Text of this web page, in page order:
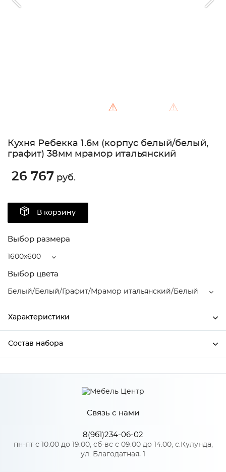
⚠ ⚠
Кухня Ребекка 1.6м (корпус белый/белый,
графит) 38мм мрамор итальянский
26 767 руб.
В корзину
Выбор размера
1600x600
Выбор цвета
Белый/Белый/Графит/Мрамор итальянский/Белый
Характеристики
600
Цвет
Мрамор итальянский/
Белый
Состав набора
Связь с нами
8(961)234-06-02
пн-пт с 10.00 до 19.00, сб-вс с 09.00 до 14.00, с.Кулунда,
ул. Благодатная, 1